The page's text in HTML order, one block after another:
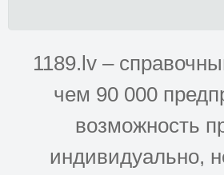
1189.lv –
чем 90 000
возможность
индивидуально,